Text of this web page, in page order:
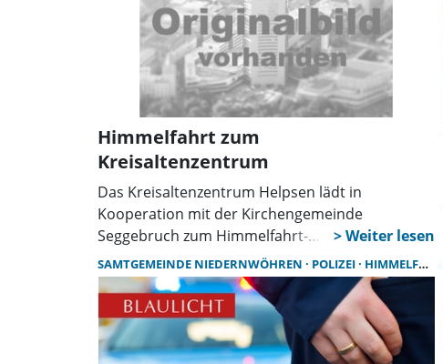
Himmelfahrt zum
Kreisaltenzentrum
Das Kreisaltenzentrum Helpsen lädt in
Kooperation mit der Kirchengemeinde
Seggebruch zum Himmelfahrt-
Freiluftgottesdienst am 14. Mai um 10 Uhr auf
das Gelände am Kreisaltenzentrum,
Schachtstraße 40, ein. Den Gottesdienst hält
Frau Pastorin Christiane Meyer, die musikalische
Begleitung übernimmt der Posaunenchor
SAMTGEMEINDE NIEDERNWÖHREN POLIZEI HIMMELFAHRT